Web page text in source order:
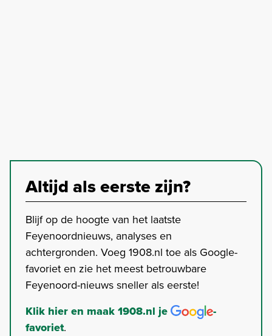
Altijd als eerste zijn?
Blijf op de hoogte van het laatste
Feyenoordnieuws, analyses en
achtergronden. Voeg 1908.nl toe als Google-
favoriet en zie het meest betrouwbare
Feyenoord-nieuws sneller als eerste!
Klik hier en maak 1908.nl je
-
favoriet.